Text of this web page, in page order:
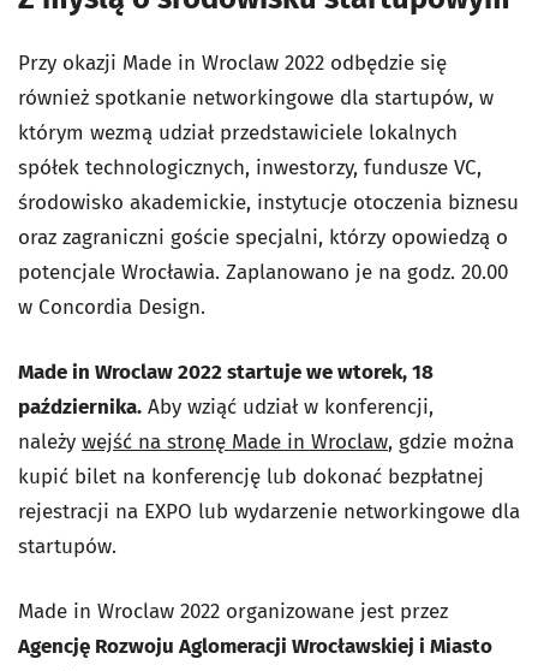
Przy okazji Made in Wroclaw 2022 odbędzie się
również spotkanie networkingowe dla startupów, w
którym wezmą udział przedstawiciele lokalnych
spółek technologicznych, inwestorzy, fundusze VC,
środowisko akademickie, instytucje otoczenia biznesu
oraz zagraniczni goście specjalni, którzy opowiedzą o
potencjale Wrocławia. Zaplanowano je na godz. 20.00
w Concordia Design.
Made in Wroclaw 2022 startuje we wtorek, 18
października. Aby wziąć udział w konferencji,
należy wejść na stronę Made in Wroclaw, gdzie można
kupić bilet na konferencję lub dokonać bezpłatnej
rejestracji na EXPO lub wydarzenie networkingowe dla
startupów.
Made in Wroclaw 2022 organizowane jest przez
Agencję Rozwoju Aglomeracji Wrocławskiej i Miasto